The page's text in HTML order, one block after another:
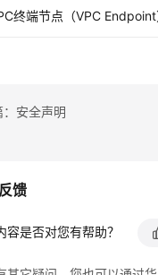
终端节点（VPC Endpoint
：安全声明
馈
容是否对您有帮助？